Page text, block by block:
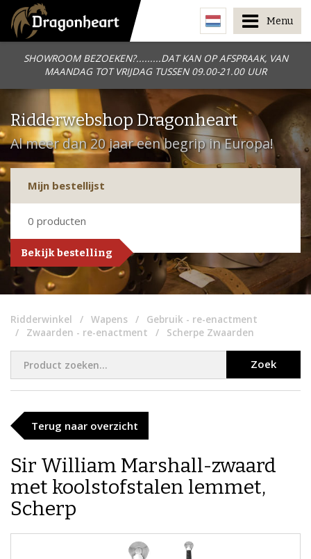
SHOWROOM BEZOEKEN?.........DAT KAN OP AFSPRAAK, VAN
MAANDAG TOT VRIJDAG TUSSEN 09.00-21.00 UUR
Menu
Ridderwebshop Dragonheart
Al meer dan 20 jaar een begrip in Europa!
Mijn bestellijst
0 producten
Bekijk bestelling
Ridderwinkel Wapens
Gebruik - re-enactment
Zwaarden - re-enactment
Scherpe Zwaarden
Zoek
Terug naar overzicht
Sir William Marshall-zwaard
met koolstofstalen lemmet,
Scherp